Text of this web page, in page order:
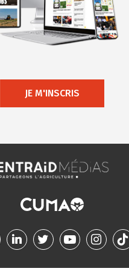
JE M'INSCRIS